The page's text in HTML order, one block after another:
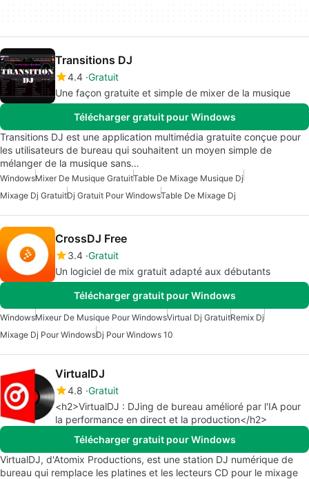
Transitions DJ
4.4 Gratuit
Une façon gratuite et simple de mixer de la musique
Télécharger gratuit pour Windows
Transitions DJ est une application multimédia gratuite conçue pour
les utilisateurs de bureau qui souhaitent un moyen simple de
mélanger de la musique sans…
WindowsMixer De Musique GratuitTable De Mixage Musique Dj
Mixage Dj GratuitDj Gratuit Pour WindowsTable De Mixage Dj
CrossDJ Free
3.4 Gratuit
Un logiciel de mix gratuit adapté aux débutants
Télécharger gratuit pour Windows
WindowsMixeur De Musique Pour WindowsVirtual Dj GratuitRemix Dj
Mixage Dj Pour WindowsDj Pour Windows 10
VirtualDJ
4.8 Gratuit
<h2>VirtualDJ : DJing de bureau amélioré par l'IA pour
la performance en direct et la production</h2>
Télécharger gratuit pour Windows
VirtualDJ, d'Atomix Productions, est une station DJ numérique de
bureau qui remplace les platines et les lecteurs CD pour le mixage